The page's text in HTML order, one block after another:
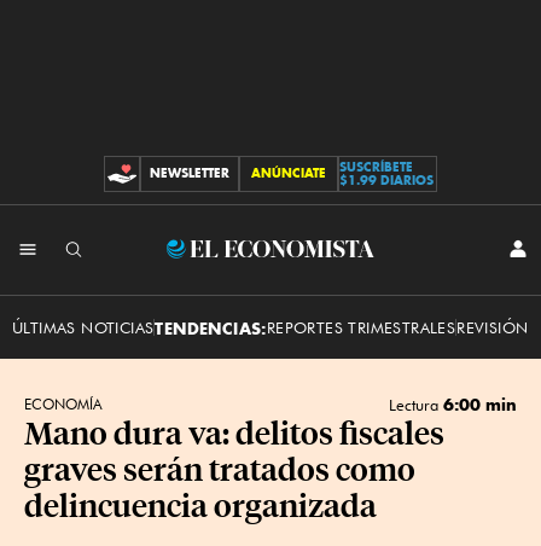
CONTRIBUCIONES
NEWSLETTER ANÚNCIATE
SUSCRÍBETE
$1.99 DIARIOS
El
ÚLTIMAS NOTICIASTENDENCIAS:REPORTES TRIMESTRALESREVISIÓN
ECONOMÍA Lectura 6:00 min
Mano dura va: delitos fiscales
graves serán tratados como
delincuencia organizada